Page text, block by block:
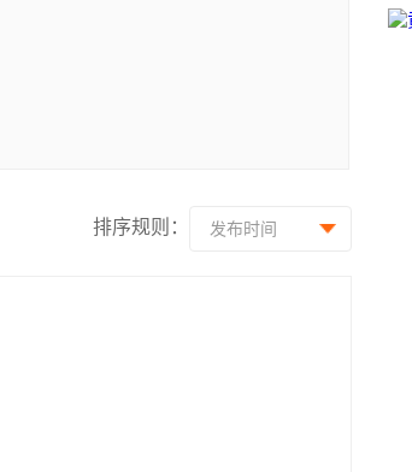
排序规则： 发布时间